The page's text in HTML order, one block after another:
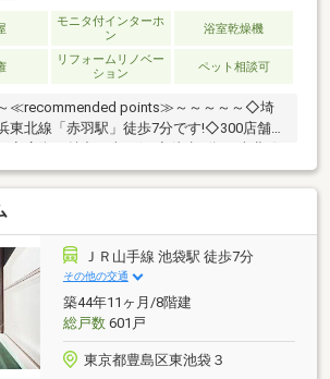
モニタ付インターホ
ン
浴室乾燥機
リフォームリノベー
ション
ペット相談可
≪recommended points≫～～～～～◇埼
東北線「赤羽駅」徒歩7分です!◇300店舗以
駅」も利用可能!◇49.06㎡・二面採光が心
角部屋です!◇大切なペットと一緒に暮らす
ます!◇玄関横の洋室には便利なデスクスペ
～～～～～～～～～～～～～～～～～～～
0円から購入可!長期低金利50年ローン!◆提
、住宅ローンご相談下さい!◆車でまとめて
まで送迎も可!◆年中無休!即日対応させて
す!◆5000円QUOプレゼントキャンペーン♪
ＪＲ山手線 池袋駅 徒歩7分
その他の交通
築44年11ヶ月/8階建
総戸数601戸
東京都豊島区東池袋３